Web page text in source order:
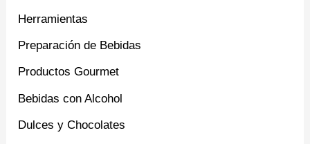
Herramientas
Preparación de Bebidas
Productos Gourmet
Bebidas con Alcohol
Dulces y Chocolates